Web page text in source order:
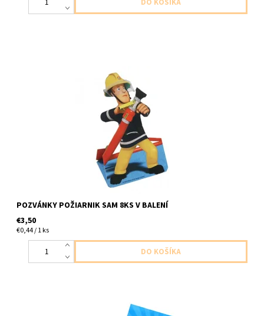
papierove pozvanky s postavickou poziarnika sama 8ks v balení
8ks pozvanok a 8ks obalok
POZVÁNKY POŽIARNIK SAM 8KS V BALENÍ
€3,50
€0,44 / 1 ks
papietove servitky poziarnik 2vrstvove 20ks v balení velkost